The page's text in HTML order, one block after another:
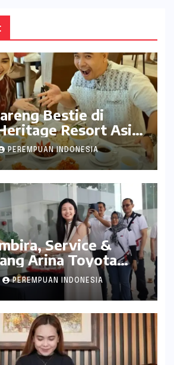
Bestie di
Resort Asik
Jebol
PEREMPUAN INDONESIA
Service &
Arina Toyota
Resmi
PEREMPUAN INDONESIA